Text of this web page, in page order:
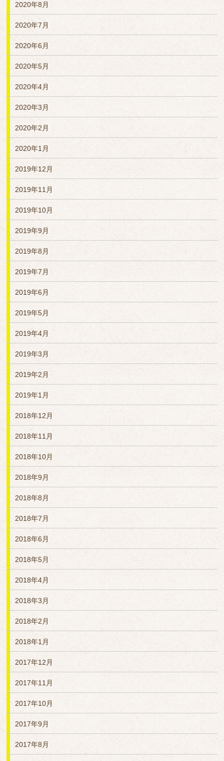
2020年8月
2020年7月
2020年6月
2020年5月
2020年4月
2020年3月
2020年2月
2020年1月
2019年12月
2019年11月
2019年10月
2019年9月
2019年8月
2019年7月
2019年6月
2019年5月
2019年4月
2019年3月
2019年2月
2019年1月
2018年12月
2018年11月
2018年10月
2018年9月
2018年8月
2018年7月
2018年6月
2018年5月
2018年4月
2018年3月
2018年2月
2018年1月
2017年12月
2017年11月
2017年10月
2017年9月
2017年8月